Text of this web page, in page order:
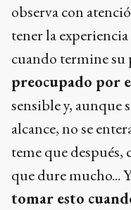
observa con
tener la
cuando termine
preocupado por
sensible y, aunque
alcance, no se
teme que después,
que dure mucho...
tomar esto